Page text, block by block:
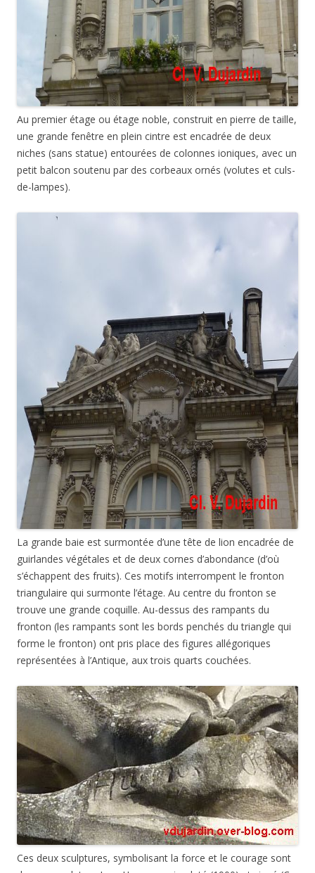
Au premier étage ou étage noble, construit en pierre de taille,
une grande fenêtre en plein cintre est encadrée de deux
niches (sans statue) entourées de colonnes ioniques, avec un
petit balcon soutenu par des corbeaux ornés (volutes et culs-
de-lampes).
La grande baie est surmontée d’une tête de lion encadrée de
guirlandes végétales et de deux cornes d’abondance (d’où
s’échappent des fruits). Ces motifs interrompent le fronton
triangulaire qui surmonte l’étage. Au centre du fronton se
trouve une grande coquille. Au-dessus des rampants du
fronton (les rampants sont les bords penchés du triangle qui
forme le fronton) ont pris place des figures allégoriques
représentées à l’Antique, aux trois quarts couchées.
Ces deux sculptures, symbolisant la force et le courage sont